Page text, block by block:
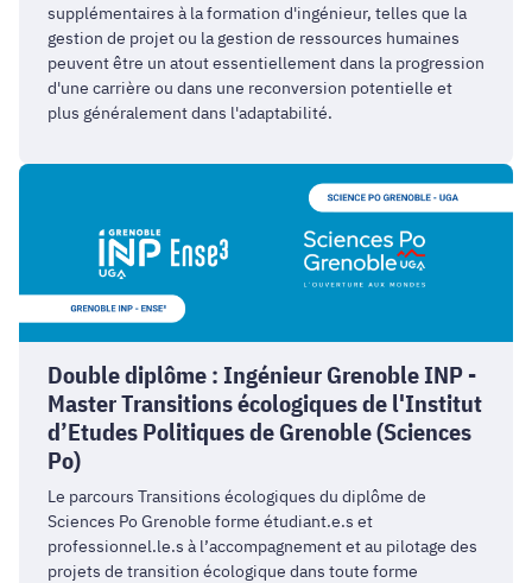
Management
supplémentaires à la formation d'ingénieur, telles que la
gestion de projet ou la gestion de ressources humaines
peuvent être un atout essentiellement dans la progression
d'une carrière ou dans une reconversion potentielle et
plus généralement dans l'adaptabilité.
Double
Ingénieur
Grenoble
INP
-
Master
Transitions
écologiques
l'Institut
d’Etudes
Politiques
Double diplôme : Ingénieur Grenoble INP -
Master Transitions écologiques de l'Institut
d’Etudes Politiques de Grenoble (Sciences
Po)
Le parcours Transitions écologiques du diplôme de
Sciences Po Grenoble forme étudiant.e.s et
professionnel.le.s à l’accompagnement et au pilotage des
projets de transition écologique dans toute forme